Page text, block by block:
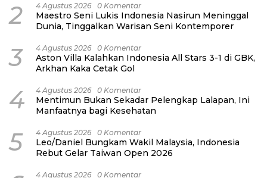
2 4 Agustus 2026 0 Komentar
Maestro Seni Lukis Indonesia Nasirun Meninggal
Dunia, Tinggalkan Warisan Seni Kontemporer
3 4 Agustus 2026 0 Komentar
Aston Villa Kalahkan Indonesia All Stars 3-1 di GBK,
Arkhan Kaka Cetak Gol
4 4 Agustus 2026 0 Komentar
Mentimun Bukan Sekadar Pelengkap Lalapan, Ini
Manfaatnya bagi Kesehatan
5 4 Agustus 2026 0 Komentar
Leo/Daniel Bungkam Wakil Malaysia, Indonesia
Rebut Gelar Taiwan Open 2026
4 Agustus 2026 0 Komentar